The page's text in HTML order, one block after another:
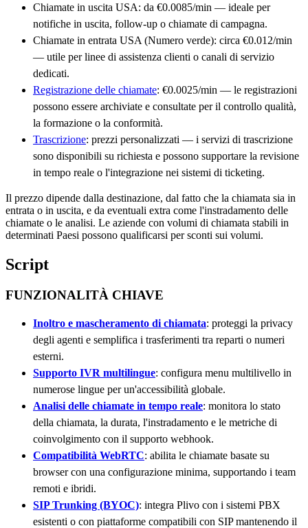
Chiamate in uscita USA: da €0.0085/min — ideale per
notifiche in uscita, follow-up o chiamate di campagna.
Chiamate in entrata USA (Numero verde): circa €0.012/min
— utile per linee di assistenza clienti o canali di servizio
dedicati.
Registrazione delle chiamate: €0.0025/min — le registrazioni
possono essere archiviate e consultate per il controllo qualità,
la formazione o la conformità.
Trascrizione: prezzi personalizzati — i servizi di trascrizione
sono disponibili su richiesta e possono supportare la revisione
in tempo reale o l'integrazione nei sistemi di ticketing.
Il prezzo dipende dalla destinazione, dal fatto che la chiamata sia in
entrata o in uscita, e da eventuali extra come l'instradamento delle
chiamate o le analisi. Le aziende con volumi di chiamata stabili in
determinati Paesi possono qualificarsi per sconti sui volumi.
Script
FUNZIONALITÀ CHIAVE
Inoltro e mascheramento di chiamata: proteggi la privacy
degli agenti e semplifica i trasferimenti tra reparti o numeri
esterni.
Supporto IVR multilingue: configura menu multilivello in
numerose lingue per un'accessibilità globale.
Analisi delle chiamate in tempo reale: monitora lo stato
della chiamata, la durata, l'instradamento e le metriche di
coinvolgimento con il supporto webhook.
Compatibilità WebRTC: abilita le chiamate basate su
browser con una configurazione minima, supportando i team
remoti e ibridi.
SIP Trunking (BYOC): integra Plivo con i sistemi PBX
esistenti o con piattaforme compatibili con SIP mantenendo il